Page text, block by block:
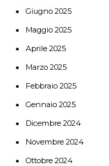
Giugno 2025
Maggio 2025
Aprile 2025
Marzo 2025
Febbraio 2025
Gennaio 2025
Dicembre 2024
Novembre 2024
Ottobre 2024